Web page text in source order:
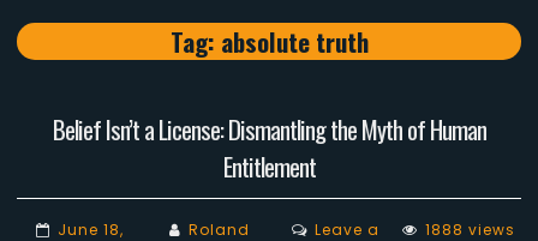
Tag: absolute truth
Belief Isn’t a License: Dismantling the Myth of Human
Entitlement
June 18,
Roland
Leave a
1888 views